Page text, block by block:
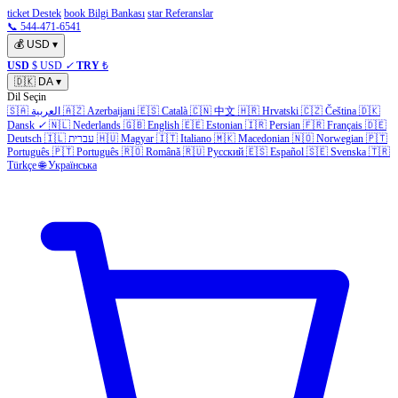
ticket Destek book Bilgi Bankası star Referanslar
📞 544-471-6541
💰 USD ▾
USD $ USD ✓ TRY ₺
🇩🇰 DA ▾
Dil Seçin
🇸🇦 العربية 🇦🇿 Azerbaijani 🇪🇸 Català 🇨🇳 中文 🇭🇷 Hrvatski 🇨🇿 Čeština 🇩🇰
Dansk ✓ 🇳🇱 Nederlands 🇬🇧 English 🇪🇪 Estonian 🇮🇷 Persian 🇫🇷 Français 🇩🇪
Deutsch 🇮🇱 עברית 🇭🇺 Magyar 🇮🇹 Italiano 🇲🇰 Macedonian 🇳🇴 Norwegian 🇵🇹
Português 🇵🇹 Português 🇷🇴 Română 🇷🇺 Русский 🇪🇸 Español 🇸🇪 Svenska 🇹🇷
Türkçe 🌐 Українська